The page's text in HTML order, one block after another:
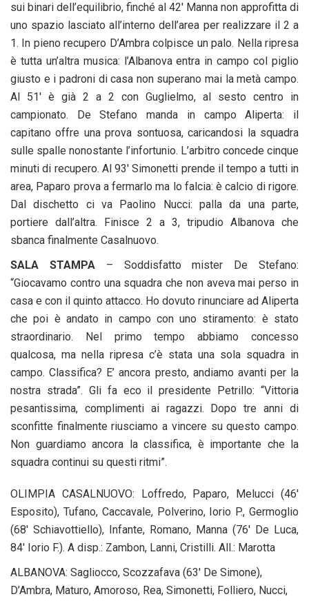
sui binari dell’equilibrio, finché al 42′ Manna non approfitta di
uno spazio lasciato all’interno dell’area per realizzare il 2 a
1. In pieno recupero D’Ambra colpisce un palo. Nella ripresa
è tutta un’altra musica: l’Albanova entra in campo col piglio
giusto e i padroni di casa non superano mai la metà campo.
Al 51′ è già 2 a 2 con Guglielmo, al sesto centro in
campionato. De Stefano manda in campo Aliperta: il
capitano offre una prova sontuosa, caricandosi la squadra
sulle spalle nonostante l’infortunio. L’arbitro concede cinque
minuti di recupero. Al 93′ Simonetti prende il tempo a tutti in
area, Paparo prova a fermarlo ma lo falcia: è calcio di rigore.
Dal dischetto ci va Paolino Nucci: palla da una parte,
portiere dall’altra. Finisce 2 a 3, tripudio Albanova che
sbanca finalmente Casalnuovo.
SALA STAMPA – Soddisfatto mister De Stefano:
“Giocavamo contro una squadra che non aveva mai perso in
casa e con il quinto attacco. Ho dovuto rinunciare ad Aliperta
che poi è andato in campo con uno stiramento: è stato
straordinario. Nel primo tempo abbiamo concesso
qualcosa, ma nella ripresa c’è stata una sola squadra in
campo. Classifica? E’ ancora presto, andiamo avanti per la
nostra strada”. Gli fa eco il presidente Petrillo: “Vittoria
pesantissima, complimenti ai ragazzi. Dopo tre anni di
sconfitte finalmente riusciamo a vincere su questo campo.
Non guardiamo ancora la classifica, è importante che la
squadra continui su questi ritmi”.
OLIMPIA CASALNUOVO: Loffredo, Paparo, Melucci (46′
Esposito), Tufano, Caccavale, Polverino, Iorio P., Germoglio
(68′ Schiavottiello), Infante, Romano, Manna (76′ De Luca,
84′ Iorio F.). A disp.: Zambon, Lanni, Cristilli. All.: Marotta
ALBANOVA: Sagliocco, Scozzafava (63′ De Simone),
D’Ambra, Maturo, Amoroso, Rea, Simonetti, Folliero, Nucci,